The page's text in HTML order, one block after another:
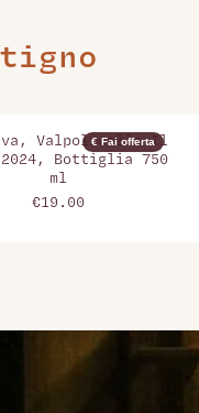
€ Fai offerta
Valpolicella Il
2024, Bottiglia 750
ml
€19.00